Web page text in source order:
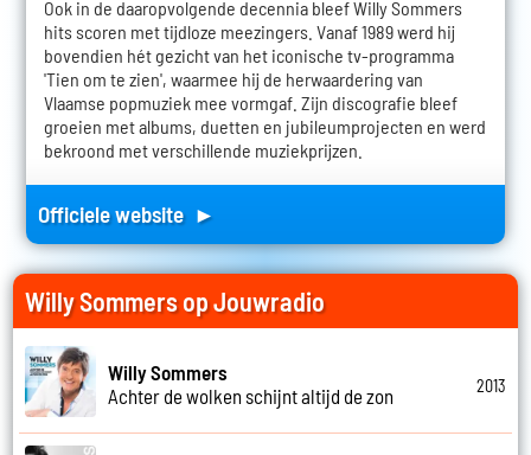
Ook in de daaropvolgende decennia bleef Willy Sommers
hits scoren met tijdloze meezingers. Vanaf 1989 werd hij
bovendien hét gezicht van het iconische tv-programma
'Tien om te zien', waarmee hij de herwaardering van
Vlaamse popmuziek mee vormgaf. Zijn discografie bleef
groeien met albums, duetten en jubileumprojecten en werd
bekroond met verschillende muziekprijzen.
Officiele website ►
Willy Sommers op Jouwradio
Willy Sommers
Achter de wolken schijnt altijd de zon
2013